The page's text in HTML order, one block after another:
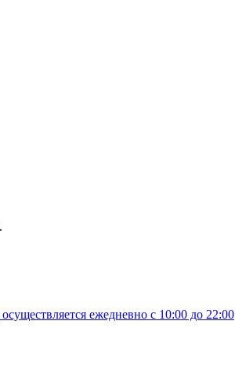
ежедневно с 10:00 до 22:00